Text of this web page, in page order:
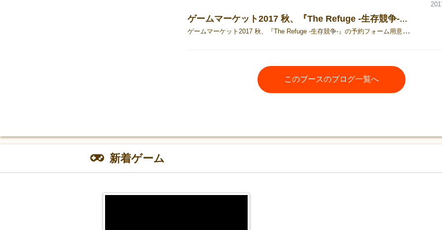
ゲームマーケット2017 秋、『The Refuge -生存競争-』の予約フォーム
ゲームマーケット2017 秋、『The Refuge -生存競争-』の予約フォーム用意しました。 ご予約を希望される場合、ご利用ください。 なお、ご予約を頂いた方には特典としてKickstarter限定で配布された 追加スペシャルカードを差し上げます。 追加スペシャルカードは全て英語表記となっていますので、 効果についてはこちらのサマリーをご参照ください。 ※なお、特典は先着順となり、なくなり次第、終了となります。 PC・スマホ共用 : https://ws.formzu.net/fgen/S74087048/ スマホ専用 : https://ws.formzu.net/sfgen/S74087048/ 携帯電話専用 : https://ws.formzu.net/mfgen/S74087048/
このブースのブログ一覧へ
新着ゲーム